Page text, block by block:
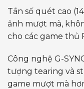
Tần số quét cao
ảnh mượt mà,
cho các game thủ
Công nghệ G-
tượng tearing và
game mượt mà